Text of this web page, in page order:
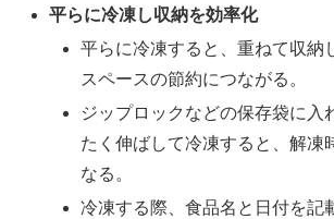
平らに冷凍し収納を効率化
平らに冷凍すると、重ねて収納
スペースの節約につながる。
ジップロックなどの保存袋に入
たく伸ばして冷凍すると、解凍
なる。
冷凍する際、食品名と日付を記